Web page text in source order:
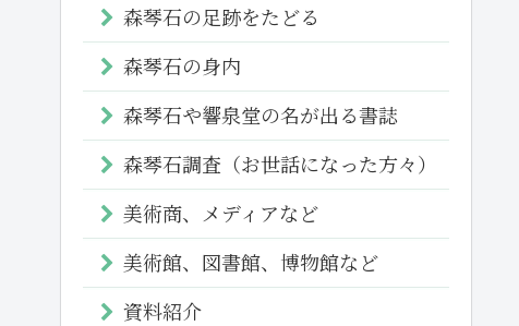
森琴石の足跡をたどる
森琴石の身内
森琴石や響泉堂の名が出る書誌
森琴石調査（お世話になった方々）
美術商、メディアなど
美術館、図書館、博物館など
資料紹介